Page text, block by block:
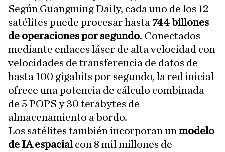
Según Guangming Daily, cada uno de los 12
satélites puede procesar hasta 744 billones
de operaciones por segundo. Conectados
mediante enlaces láser de alta velocidad con
velocidades de transferencia de datos de
hasta 100 gigabits por segundo, la red inicial
ofrece una potencia de cálculo combinada
de 5 POPS y 30 terabytes de
almacenamiento a bordo.
Los satélites también incorporan un modelo
de IA espacialcon 8 mil millones de